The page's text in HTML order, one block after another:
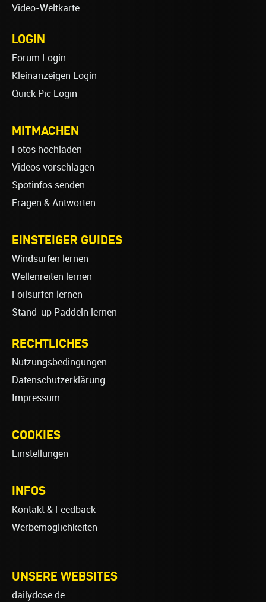
Video-Weltkarte
LOGIN
Forum Login
Kleinanzeigen Login
Quick Pic Login
MITMACHEN
Fotos hochladen
Videos vorschlagen
Spotinfos senden
Fragen & Antworten
EINSTEIGER GUIDES
Windsurfen lernen
Wellenreiten lernen
Foilsurfen lernen
Stand-up Paddeln lernen
RECHTLICHES
Nutzungsbedingungen
Datenschutzerklärung
Impressum
COOKIES
Einstellungen
INFOS
Kontakt & Feedback
Werbemöglichkeiten
UNSERE WEBSITES
dailydose.de